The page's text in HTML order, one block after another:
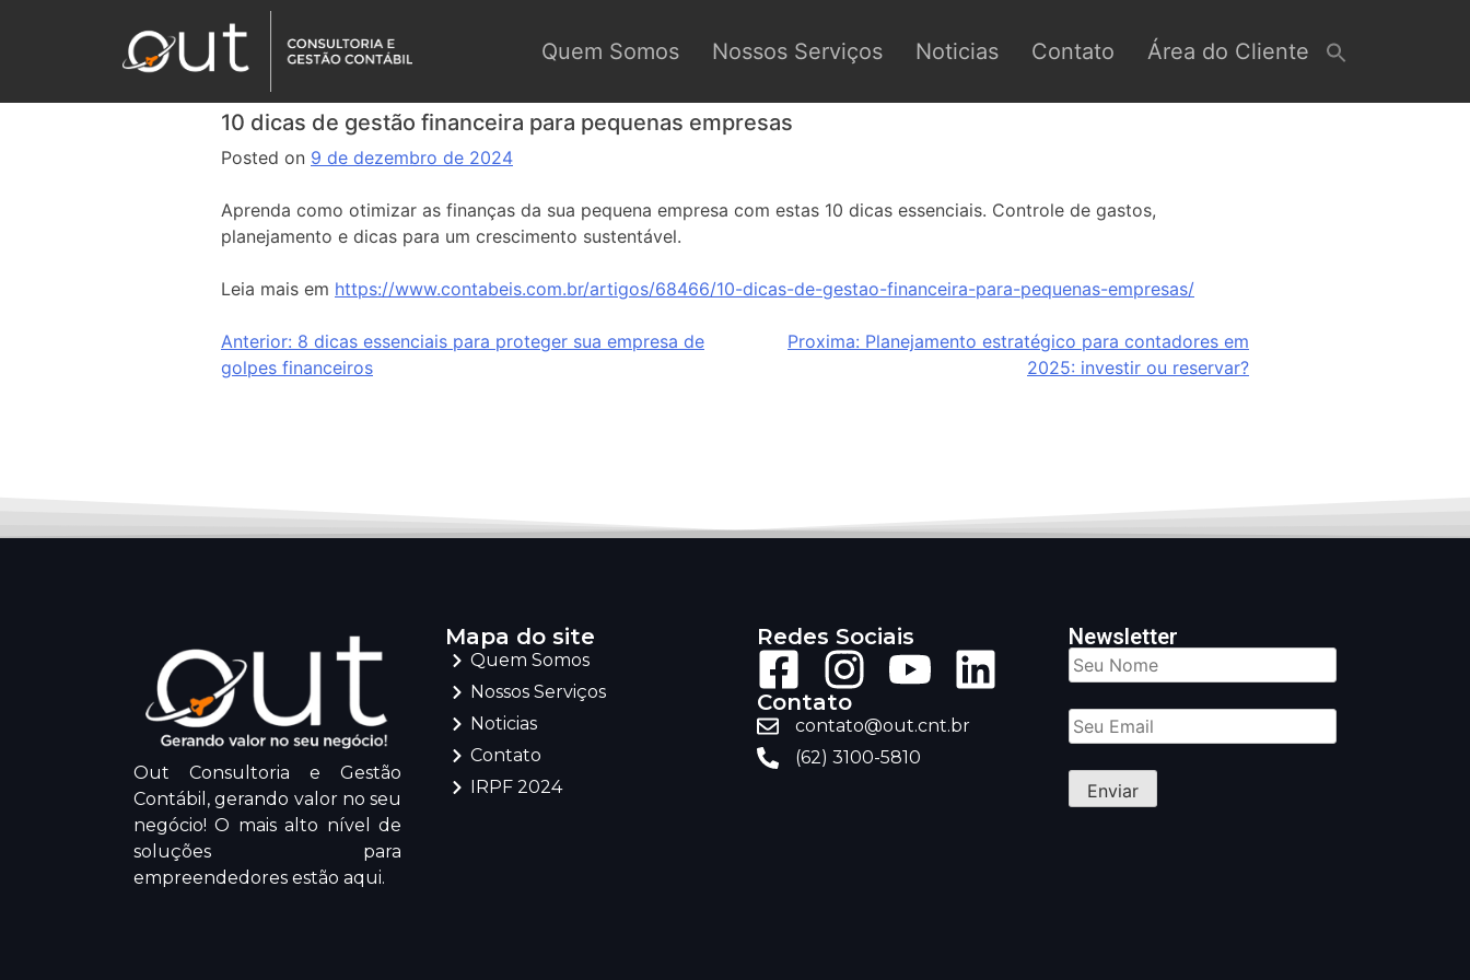
Quem Somos Nossos Serviços Noticias Contato Área do Cliente
10 dicas de gestão financeira para pequenas empresas
Posted on 9 de dezembro de 2024
Aprenda como otimizar as finanças da sua pequena empresa com estas 10 dicas essenciais. Controle de gastos,
planejamento e dicas para um crescimento sustentável.
Leia mais em https://www.contabeis.com.br/artigos/68466/10-dicas-de-gestao-financeira-para-pequenas-empresas/
Anterior: 8 dicas essenciais para proteger sua empresa de
golpes financeiros
Proxima: Planejamento estratégico para contadores em
2025: investir ou reservar?
Out Consultoria e Gestão
Contábil, gerando valor no seu
negócio! O mais alto nível de
soluções para
empreendedores estão aqui.
Mapa do site
Quem Somos
Nossos Serviços
Noticias
Contato
IRPF 2024
Redes Sociais
Contato
contato@out.cnt.br
(62) 3100-5810
Newsletter